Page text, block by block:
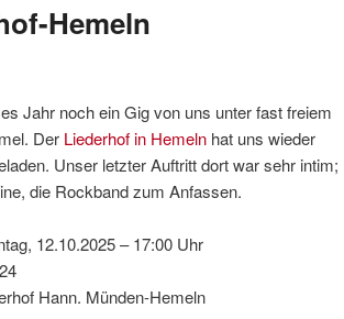
Hemeln
Jahr noch ein Gig von uns unter fast freiem
Der Liederhof in Hemeln hat uns wieder
Unser letzter Auftritt dort war sehr intim;
die Rockband zum Anfassen.
12.10.2025 – 17:00 Uhr
Hann. Münden-Hemeln